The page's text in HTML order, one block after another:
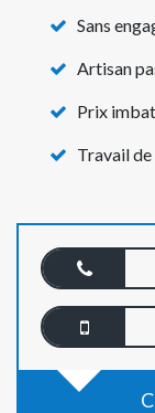
Sans
Artisan
Prix
Travail